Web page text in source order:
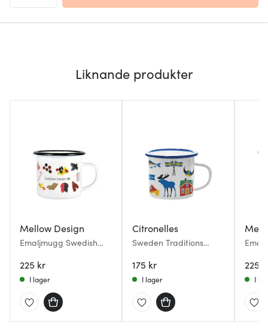
Liknande produkter
Mellow Design
Emaljmugg Swedish
225 kr
I lager
Citronelles
Sweden Traditions
175 kr
I lager
225
I